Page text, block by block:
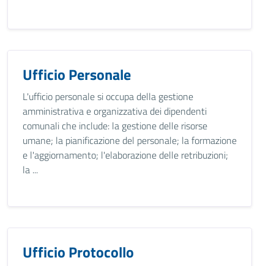
Ufficio Personale
L'ufficio personale si occupa della gestione
amministrativa e organizzativa dei dipendenti
comunali che include: la gestione delle risorse
umane; la pianificazione del personale; la formazione
e l'aggiornamento; l'elaborazione delle retribuzioni;
la ...
Ufficio Protocollo